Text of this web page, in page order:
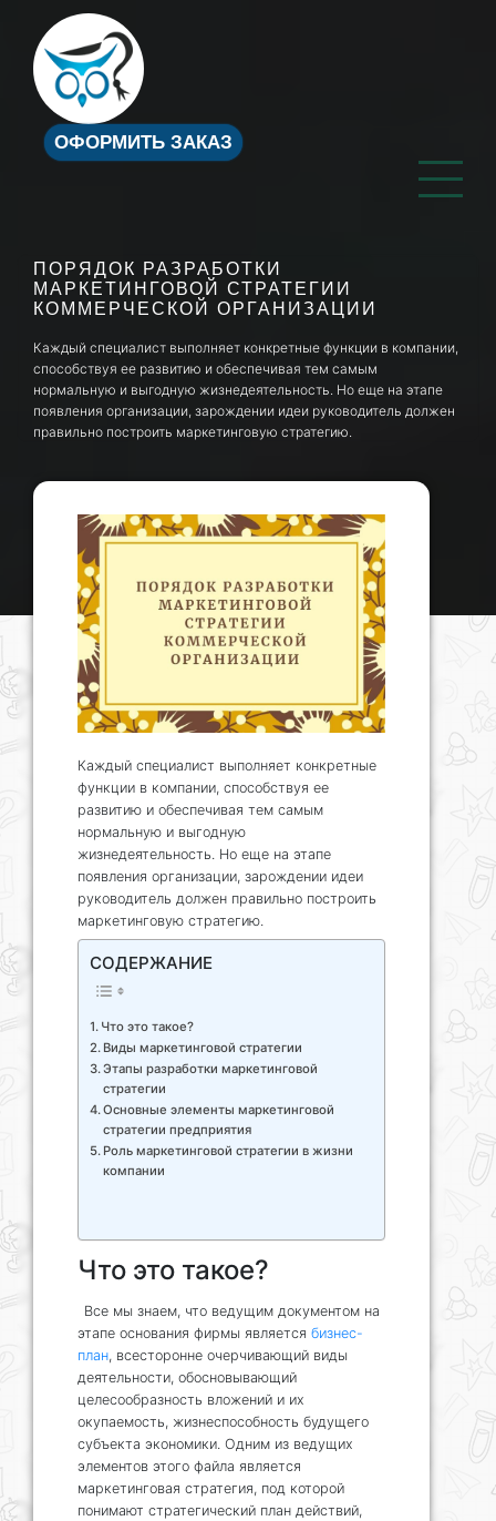
ОФОРМИТЬ ЗАКАЗ
ПОРЯДОК РАЗРАБОТКИ
МАРКЕТИНГОВОЙ СТРАТЕГИИ
КОММЕРЧЕСКОЙ ОРГАНИЗАЦИИ
Каждый специалист выполняет конкретные функции в компании,
способствуя ее развитию и обеспечивая тем самым
нормальную и выгодную жизнедеятельность. Но еще на этапе
появления организации, зарождении идеи руководитель должен
правильно построить маркетинговую стратегию.
Каждый специалист выполняет конкретные
функции в компании, способствуя ее
развитию и обеспечивая тем самым
нормальную и выгодную
жизнедеятельность. Но еще на этапе
появления организации, зарождении идеи
руководитель должен правильно построить
маркетинговую стратегию.
СОДЕРЖАНИЕ
Что это такое?
Виды маркетинговой стратегии
Этапы разработки маркетинговой
стратегии
Основные элементы маркетинговой
стратегии предприятия
Роль маркетинговой стратегии в жизни
компании
Что это такое?
Все мы знаем, что ведущим документом на
этапе основания фирмы является бизнес-
план, всесторонне очерчивающий виды
деятельности, обосновывающий
целесообразность вложений и их
окупаемость, жизнеспособность будущего
субъекта экономики. Одним из ведущих
элементов этого файла является
маркетинговая стратегия, под которой
понимают стратегический план действий,